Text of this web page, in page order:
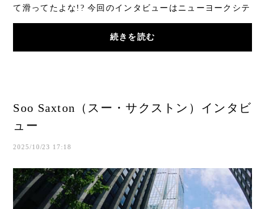
て滑ってたよな!? 今回のインタビューはニューヨークシテ
ィボーイ、HABITATのチームライダー、2025 ...
続きを読む
Soo Saxton（スー・サクストン）インタビ
ュー
2025/10/23 17:18